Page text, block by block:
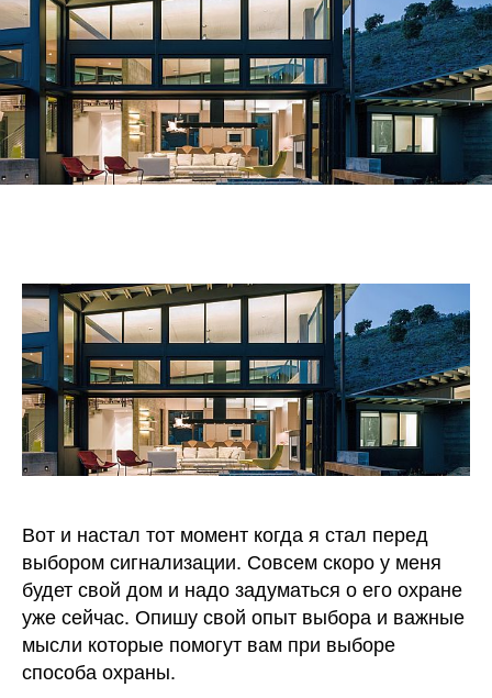
для
дома
или
дачи?
Вот и настал тот момент когда я стал перед
выбором сигнализации. Совсем скоро у меня
будет свой дом и надо задуматься о его охране
уже сейчас. Опишу свой опыт выбора и важные
мысли которые помогут вам при выборе
способа охраны.